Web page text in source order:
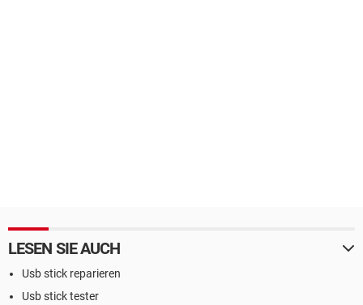
LESEN SIE AUCH
Usb stick reparieren
Usb stick tester